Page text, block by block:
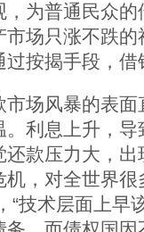
为普通民众
场只涨不跌
按揭手段，
场风暴的表面
利息上升，
款压力大，
，对全世界
“技术层面上早